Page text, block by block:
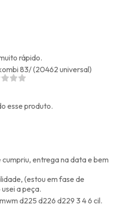
rápido.
83/ (20462 universal)
esse produto.
entrega na data e bem
(estou em fase de
a peça.
d225 d226 d229 3 4 6 cil.